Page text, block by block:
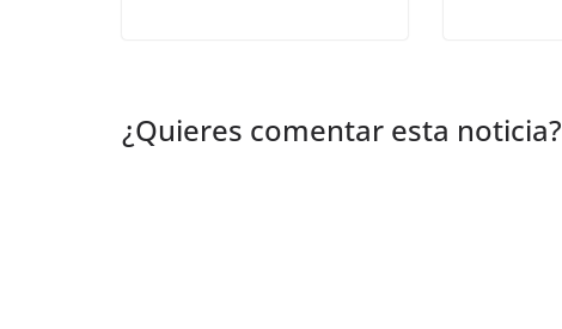
¿Quieres comentar esta noticia?